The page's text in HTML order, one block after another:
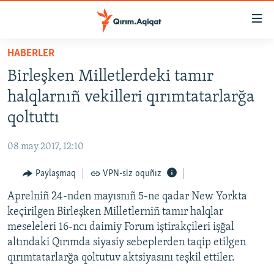
Esas
qaytmaq
Baş
navigatsiyağa
qaytmaq
Qıdıruvğa
qaytmaq
HABERLER
SİYASET
İQTİSADİYAT
MEDENİYET
İNSAN AQLARI
VİDEO
SÜRET
BLOGLAR
FİKİR
HABERLER
Birleşken Milletlerdeki tamır
halqlarnıñ vekilleri qırımtatarlarğa
qoltuttı
08 may 2017, 12:10
Paylaşmaq VPN-siz oquñız
Aprelniñ 24-nden mayısnıñ 5-ne qadar New Yorkta
keçirilgen Birleşken Milletlerniñ tamır halqlar
meseleleri 16-ncı daimiy Forum iştirakçileri işğal
altındaki Qırımda siyasiy sebeplerden taqip etilgen
qırımtatarlarğa qoltutuv aktsiyasını teşkil ettiler.